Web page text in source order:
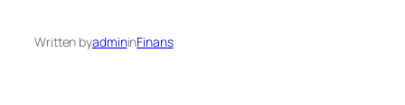
Written byadmininFinans